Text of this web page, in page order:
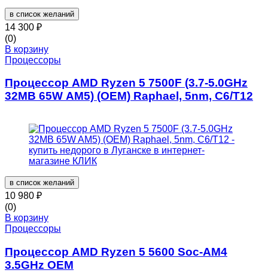
в список желаний
14 300 ₽
(0)
В корзину
Процессоры
Процессор AMD Ryzen 5 7500F (3.7-5.0GHz
32MB 65W AM5) (OEM) Raphael, 5nm, C6/T12
в список желаний
10 980 ₽
(0)
В корзину
Процессоры
Процессор AMD Ryzen 5 5600 Soc-AM4
3.5GHz OEM